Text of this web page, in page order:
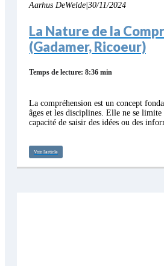
Aarhus DeWelde 30/11/2024
La Nature de la
(Gadamer, Ricoeur)
Temps de lecture: 8:36 min
La compréhension est un concept
âges et les disciplines. Elle ne se limite
capacité de saisir des idées ou des
Voir l'article